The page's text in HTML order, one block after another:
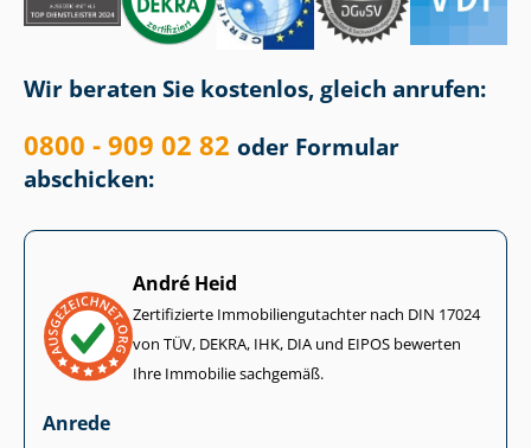
Wir beraten Sie kostenlos, gleich anrufen:
0800 - 909 02 82 oder Formular
abschicken:
André Heid
Zertifizierte Im­mo­bi­li­en­gut­ach­ter nach DIN 17024
von TÜV, DEKRA, IHK, DIA und EIPOS bewerten
Ihre Immobilie sachgemäß.
Anrede